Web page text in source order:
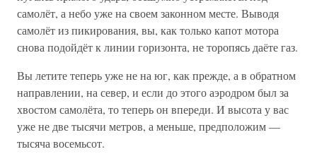
самолёт, а небо уже на своем законном месте. Выводя
самолёт из пикирования, вы, как только капот мотора
снова подойдёт к линии горизонта, не торопясь даёте газ.
Вы летите теперь уже не на юг, как прежде, а в обратном
направлении, на север, и если до этого аэродром был за
хвостом самолёта, то теперь он впереди. И высота у вас
уже не две тысячи метров, а меньше, предположим —
тысяча восемьсот.